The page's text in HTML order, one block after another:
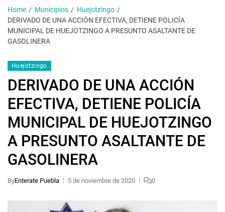
Home Municipios
Huejotzingo
DERIVADO DE UNA ACCIÓN EFECTIVA, DETIENE POLICÍA
MUNICIPAL DE HUEJOTZINGO A PRESUNTO ASALTANTE DE
GASOLINERA
Huejotzingo
DERIVADO DE UNA ACCIÓN
EFECTIVA, DETIENE POLICÍA
MUNICIPAL DE HUEJOTZINGO
A PRESUNTO ASALTANTE DE
GASOLINERA
ByEnterate Puebla 5 de noviembre de 2020 0